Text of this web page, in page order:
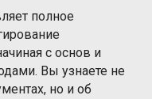
полное
с основ и
Вы узнаете не
но и об